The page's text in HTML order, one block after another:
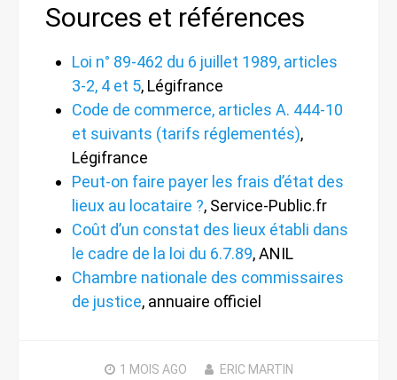
Sources et références
Loi n° 89-462 du 6 juillet 1989, articles
3-2, 4 et 5, Légifrance
Code de commerce, articles A. 444-10
et suivants (tarifs réglementés),
Légifrance
Peut-on faire payer les frais d’état des
lieux au locataire ?, Service-Public.fr
Coût d’un constat des lieux établi dans
le cadre de la loi du 6.7.89, ANIL
Chambre nationale des commissaires
de justice, annuaire officiel
1 MOIS AGO ERIC MARTIN